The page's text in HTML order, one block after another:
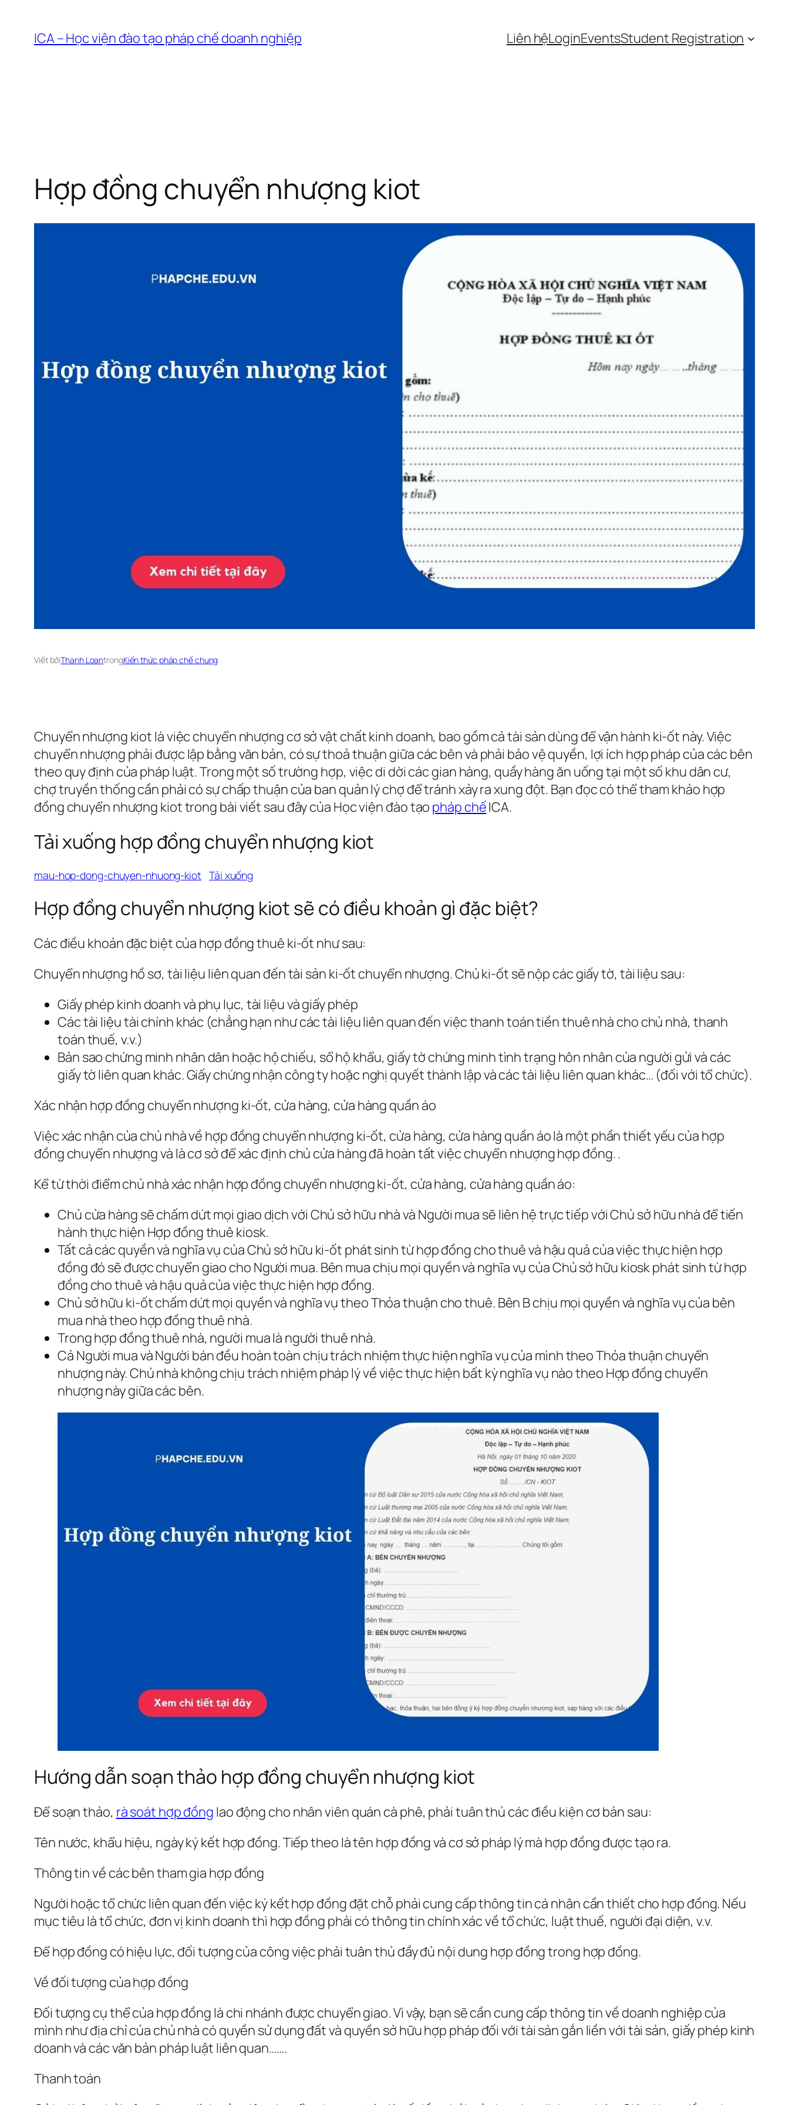
ICA – Học viện đào tạo pháp chế doanh nghiệp Liên hệLoginEventsStudent Registration
Hợp đồng chuyển nhượng kiot
Viết bởiThanh LoantrongKiến thức pháp chế chung
Chuyển nhượng kiot là việc chuyển nhượng cơ sở vật chất kinh doanh, bao gồm cả tài sản dùng để vận hành ki-ốt này. Việc
chuyển nhượng phải được lập bằng văn bản, có sự thoả thuận giữa các bên và phải bảo vệ quyền, lợi ích hợp pháp của các bên
theo quy định của pháp luật. Trong một số trường hợp, việc di dời các gian hàng, quầy hàng ăn uống tại một số khu dân cư,
chợ truyền thống cần phải có sự chấp thuận của ban quản lý chợ để tránh xảy ra xung đột. Bạn đọc có thể tham khảo hợp
đồng chuyển nhượng kiot trong bài viết sau đây của Học viện đào tạo pháp chếICA.
Tải xuống hợp đồng chuyển nhượng kiot
mau-hop-dong-chuyen-nhuong-kiot Tải xuống
Hợp đồng chuyển nhượng kiot sẽ có điều khoản gì đặc biệt?
Các điều khoản đặc biệt của hợp đồng thuê ki-ốt như sau:
Chuyển nhượng hồ sơ, tài liệu liên quan đến tài sản ki-ốt chuyển nhượng. Chủ ki-ốt sẽ nộp các giấy tờ, tài liệu sau:
Giấy phép kinh doanh và phụ lục, tài liệu và giấy phép
Các tài liệu tài chính khác (chẳng hạn như các tài liệu liên quan đến việc thanh toán tiền thuê nhà cho chủ nhà, thanh
toán thuế, v.v.)
Bản sao chứng minh nhân dân hoặc hộ chiếu, sổ hộ khẩu, giấy tờ chứng minh tình trạng hôn nhân của người gửi và các
giấy tờ liên quan khác. Giấy chứng nhận công ty hoặc nghị quyết thành lập và các tài liệu liên quan khác… (đối với tổ chức).
Xác nhận hợp đồng chuyển nhượng ki-ốt, cửa hàng, cửa hàng quần áo
Việc xác nhận của chủ nhà về hợp đồng chuyển nhượng ki-ốt, cửa hàng, cửa hàng quần áo là một phần thiết yếu của hợp
đồng chuyển nhượng và là cơ sở để xác định chủ cửa hàng đã hoàn tất việc chuyển nhượng hợp đồng. .
Kể từ thời điểm chủ nhà xác nhận hợp đồng chuyển nhượng ki-ốt, cửa hàng, cửa hàng quần áo:
Chủ cửa hàng sẽ chấm dứt mọi giao dịch với Chủ sở hữu nhà và Người mua sẽ liên hệ trực tiếp với Chủ sở hữu nhà để tiến
hành thực hiện Hợp đồng thuê kiosk.
Tất cả các quyền và nghĩa vụ của Chủ sở hữu ki-ốt phát sinh từ hợp đồng cho thuê và hậu quả của việc thực hiện hợp
đồng đó sẽ được chuyển giao cho Người mua. Bên mua chịu mọi quyền và nghĩa vụ của Chủ sở hữu kiosk phát sinh từ hợp
đồng cho thuê và hậu quả của việc thực hiện hợp đồng.
Chủ sở hữu ki-ốt chấm dứt mọi quyền và nghĩa vụ theo Thỏa thuận cho thuê. Bên B chịu mọi quyền và nghĩa vụ của bên
mua nhà theo hợp đồng thuê nhà.
Trong hợp đồng thuê nhà, người mua là người thuê nhà.
Cả Người mua và Người bán đều hoàn toàn chịu trách nhiệm thực hiện nghĩa vụ của mình theo Thỏa thuận chuyển
nhượng này. Chủ nhà không chịu trách nhiệm pháp lý về việc thực hiện bất kỳ nghĩa vụ nào theo Hợp đồng chuyển
nhượng này giữa các bên.
Hướng dẫn soạn thảo hợp đồng chuyển nhượng kiot
Để soạn thảo, rà soát hợp đồng lao động cho nhân viên quán cà phê, phải tuân thủ các điều kiện cơ bản sau:
Tên nước, khẩu hiệu, ngày ký kết hợp đồng. Tiếp theo là tên hợp đồng và cơ sở pháp lý mà hợp đồng được tạo ra.
Thông tin về các bên tham gia hợp đồng
Người hoặc tổ chức liên quan đến việc ký kết hợp đồng đặt chỗ phải cung cấp thông tin cá nhân cần thiết cho hợp đồng. Nếu
mục tiêu là tổ chức, đơn vị kinh doanh thì hợp đồng phải có thông tin chính xác về tổ chức, luật thuế, người đại diện, v.v.
Để hợp đồng có hiệu lực, đối tượng của công việc phải tuân thủ đầy đủ nội dung hợp đồng trong hợp đồng.
Về đối tượng của hợp đồng
Đối tượng cụ thể của hợp đồng là chi nhánh được chuyển giao. Vì vậy, bạn sẽ cần cung cấp thông tin về doanh nghiệp của
mình như địa chỉ của chủ nhà có quyền sử dụng đất và quyền sở hữu hợp pháp đối với tài sản gắn liền với tài sản, giấy phép kinh
doanh và các văn bản pháp luật liên quan…….
Thanh toán